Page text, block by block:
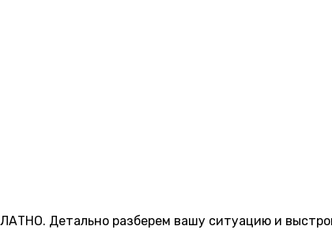
Детально разберем вашу ситуацию и